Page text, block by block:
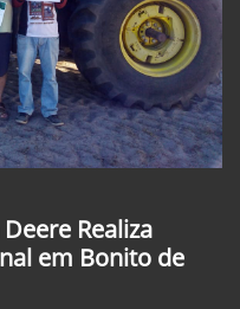
Realiza
em Bonito de